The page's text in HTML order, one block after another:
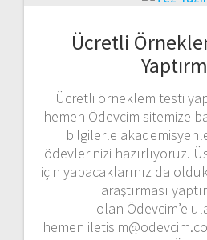
Ücretli
Ücretli örneklem testi
hemen Ödevcim sitemize
bilgilerle
ödevlerinizi hazırlıyoruz.
için yapacaklarınız da
araştırması
olan Ödevcim’e
hemen